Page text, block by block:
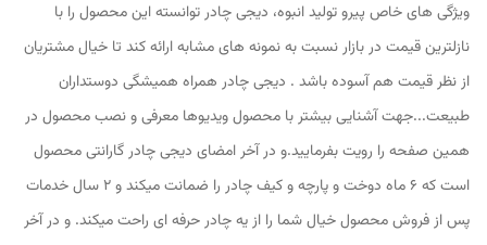
ویژگی های خاص پیرو تولید انبوه، دیجی چادر توانسته این محصول را با
نازلترین قیمت در بازار نسبت به نمونه های مشابه ارائه کند تا خیال مشتریان
از نظر قیمت هم آسوده باشد . دیجی چادر همراه همیشگی دوستداران
طبیعت...جهت آشنایی بیشتر با محصول ویدیوها معرفی و نصب محصول در
همین صفحه را رویت بفرمایید.و در آخر امضای دیجی چادر گارانتی محصول
است که ۶ ماه دوخت و پارچه و کیف چادر را ضمانت میکند و ۲ سال خدمات
پس از فروش محصول خیال شما را از یه چادر حرفه ای راحت میکند. و در آخر